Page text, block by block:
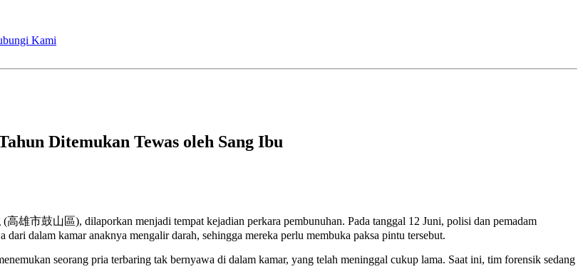
Kami
Ditemukan Tewas oleh Sang Ibu
雄市鼓山區), dilaporkan menjadi tempat kejadian perkara pembunuhan. Pada tanggal 12 Juni, polisi dan pemadam
dalam kamar anaknya mengalir darah, sehingga mereka perlu membuka paksa pintu tersebut.
seorang pria terbaring tak bernyawa di dalam kamar, yang telah meninggal cukup lama. Saat ini, tim forensik sedang